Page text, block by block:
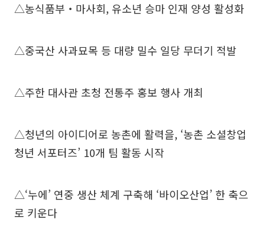
△농식품부‧마사회, 유소년 승마 인재 양성 활성화
△중국산 사과묘목 등 대량 밀수 일당 무더기 적발
△주한 대사관 초청 전통주 홍보 행사 개최
△청년의 아이디어로 농촌에 활력을, ‘농촌 소셜창업
청년 서포터즈’ 10개 팀 활동 시작
△‘누에’ 연중 생산 체계 구축해 ‘바이오산업’ 한 축으
로 키운다